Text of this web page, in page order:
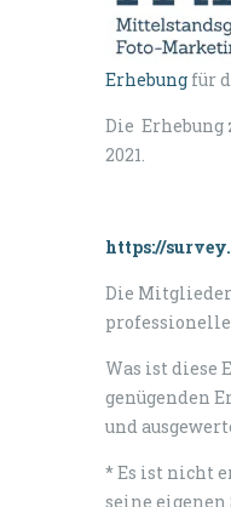
Erhebung für
Die Erhebung
2021.
https://
Die
Was ist diese
genügenden
und
* Es ist nicht
seine